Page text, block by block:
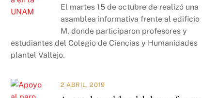
El martes 15 de octubre de realizó una
asamblea informativa frente al edificio
M, donde participaron profesores y
estudiantes del Colegio de Ciencias y Humanidades
plantel Vallejo.
2 ABRIL, 2019